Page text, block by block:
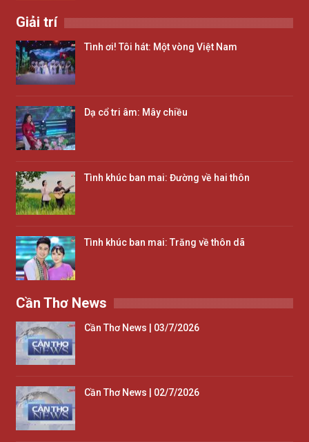
Giải trí
Tình ơi! Tôi hát: Một vòng Việt Nam
Dạ cổ tri âm: Mây chiều
Tình khúc ban mai: Đường về hai thôn
Tình khúc ban mai: Trăng về thôn dã
Cần Thơ News
Cần Thơ News | 03/7/2026
Cần Thơ News | 02/7/2026